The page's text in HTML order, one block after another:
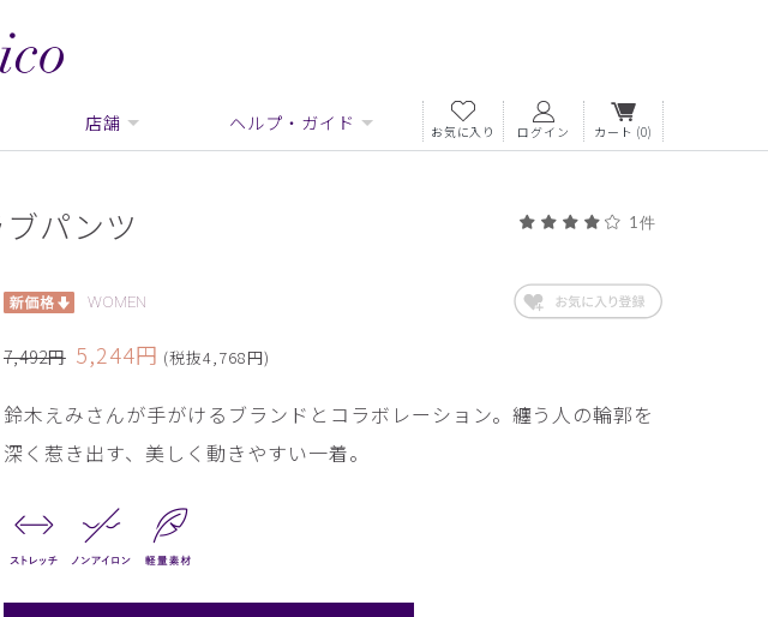
店舗 ヘルプ・ガイド お気に入り ログイン カート (0)
パンツ 1件
WOMEN
7,492円 5,244円 (税抜4,768円)
鈴木えみさんが手がけるブランドとコラボレーション。纏う人の輪郭を
深く惹き出す、美しく動きやすい一着。